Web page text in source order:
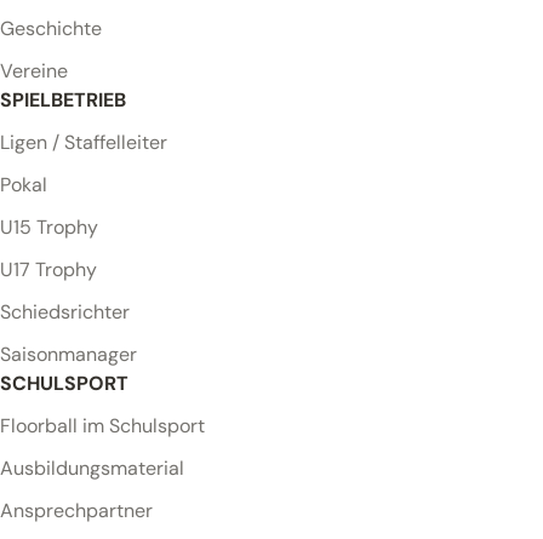
Geschichte
Vereine
SPIELBETRIEB
Ligen / Staffelleiter
Pokal
U15 Trophy
U17 Trophy
Schiedsrichter
Saisonmanager
SCHULSPORT
Floorball im Schulsport
Ausbildungsmaterial
Ansprechpartner